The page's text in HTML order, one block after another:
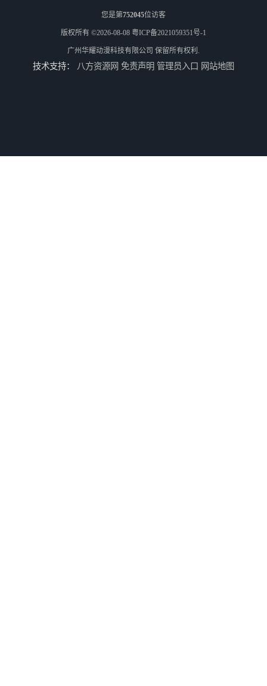
您是第752045位访客
版权所有 ©2026-08-08 粤ICP备2021059351号-1
广州华耀动漫科技有限公司 保留所有权利.
技术支持： 八方资源网 免责声明 管理员入口 网站地图